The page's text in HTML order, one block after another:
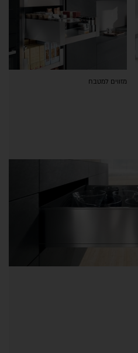
מזווים למטבח